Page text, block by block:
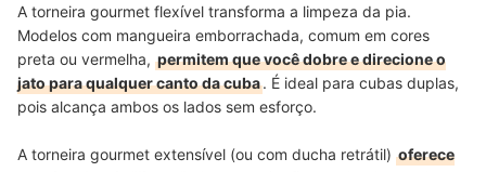
A torneira gourmet flexível transforma a limpeza da pia.
Modelos com mangueira emborrachada, comum em cores
preta ou vermelha, permitem que você dobre e direcione o
jato para qualquer canto da cuba. É ideal para cubas duplas,
pois alcança ambos os lados sem esforço.
A torneira gourmet extensível (ou com ducha retrátil) oferece